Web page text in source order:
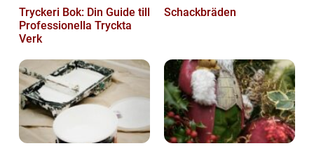
Tryckeri Bok: Din Guide till
Professionella Tryckta
Verk
Schackbräden